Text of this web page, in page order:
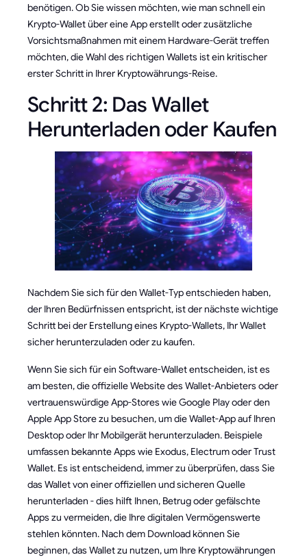
benötigen. Ob Sie wissen möchten, wie man schnell ein
Krypto-Wallet über eine App erstellt oder zusätzliche
Vorsichtsmaßnahmen mit einem Hardware-Gerät treffen
möchten, die Wahl des richtigen Wallets ist ein kritischer
erster Schritt in Ihrer Kryptowährungs-Reise.
Schritt 2: Das Wallet
Herunterladen oder Kaufen
Nachdem Sie sich für den Wallet-Typ entschieden haben,
der Ihren Bedürfnissen entspricht, ist der nächste wichtige
Schritt bei der Erstellung eines Krypto-Wallets, Ihr Wallet
sicher herunterzuladen oder zu kaufen.
Wenn Sie sich für ein Software-Wallet entscheiden, ist es
am besten, die offizielle Website des Wallet-Anbieters oder
vertrauenswürdige App-Stores wie Google Play oder den
Apple App Store zu besuchen, um die Wallet-App auf Ihren
Desktop oder Ihr Mobilgerät herunterzuladen. Beispiele
umfassen bekannte Apps wie Exodus, Electrum oder Trust
Wallet. Es ist entscheidend, immer zu überprüfen, dass Sie
das Wallet von einer offiziellen und sicheren Quelle
herunterladen - dies hilft Ihnen, Betrug oder gefälschte
Apps zu vermeiden, die Ihre digitalen Vermögenswerte
stehlen könnten. Nach dem Download können Sie
beginnen, das Wallet zu nutzen, um Ihre Kryptowährungen